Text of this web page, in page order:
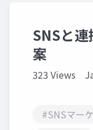
SNSと
案
323 Views
#SNSマー